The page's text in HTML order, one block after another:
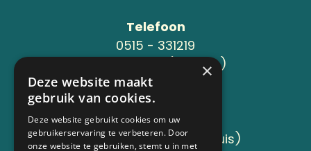
Telefoon
0515 - 331219
06-24119734 (Jeroen )
Adres
Sânleansterdyk 6
8736 JB Reahûs (Roodhuis)
×
Deze website maakt
gebruik van cookies.
Deze website gebruikt cookies om uw
gebruikerservaring te verbeteren. Door
onze website te gebruiken, stemt u in met